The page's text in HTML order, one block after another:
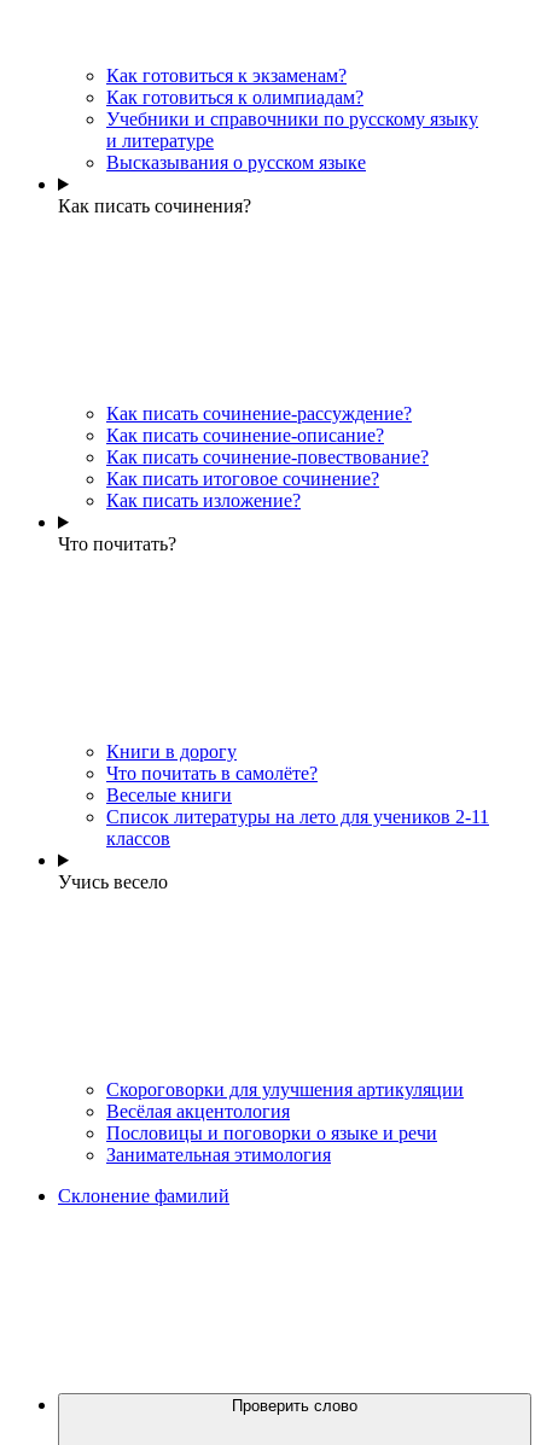
Как готовиться к экзаменам?
Как готовиться к олимпиадам?
Учебники и справочники по русскому языку
и литературе
Высказывания о русском языке
Как писать сочинения?
Как писать сочинение-рассуждение?
Как писать сочинение-описание?
Как писать сочинение-повествование?
Как писать итоговое сочинение?
Как писать изложение?
Что почитать?
Книги в дорогу
Что почитать в самолёте?
Веселые книги
Cписок литературы на лето для учеников 2-11
классов
Учись весело
Скороговорки для улучшения артикуляции
Весёлая акцентология
Пословицы и поговорки о языке и речи
Занимательная этимология
Склонение фамилий
Проверить слово